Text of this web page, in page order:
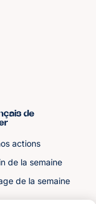
de
actions
de la semaine
de la semaine